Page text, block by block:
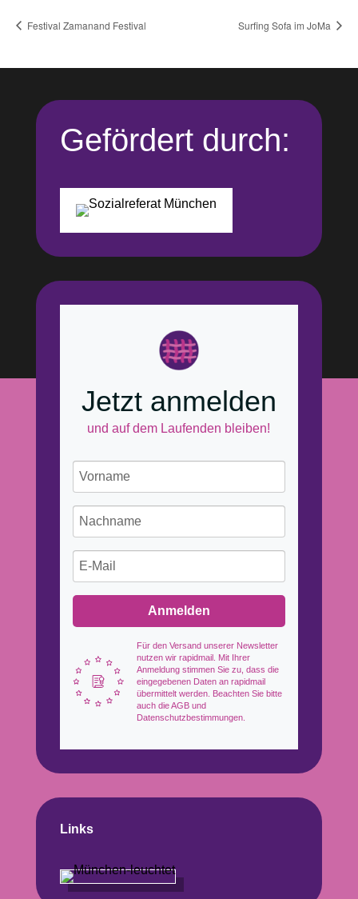
Festival Zamanand Festival Surfing Sofa im JoMa
Gefördert durch:
Jetzt anmelden
und auf dem Laufenden bleiben!
Anmelden
Für den Versand unserer Newsletter
nutzen wir rapidmail. Mit Ihrer
Anmeldung stimmen Sie zu, dass die
eingegebenen Daten an rapidmail
übermittelt werden. Beachten Sie bitte
auch die AGB und
Datenschutzbestimmungen.
Links